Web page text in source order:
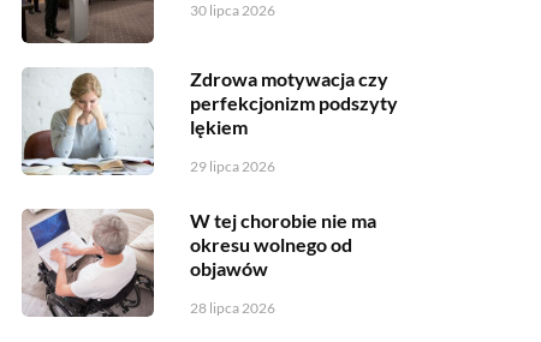
30 lipca 2026
Zdrowa motywacja czy
perfekcjonizm podszyty
lękiem
29 lipca 2026
W tej chorobie nie ma
okresu wolnego od
objawów
28 lipca 2026